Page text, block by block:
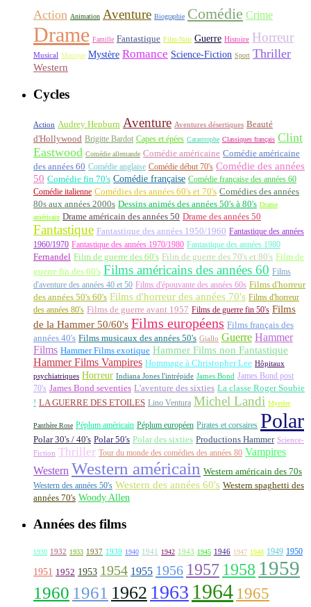
Action Animation Aventure Biographie Comédie Crime
Drame Famille Fantastique Film-Noir Guerre Histoire Horreur
Musical Musique Mystère Romance Science-Fiction Sport Thriller
Western
Cycles
Action Audrey Hepburn Aventure Aventures désertiques Beauté
d'Hollywood Brigitte Bardot Capes et épées Catastrophe Classiques français Clint
Eastwood Comédie allemande Comédie américaine Comédie américaine
des années 60 Comédie anglaise Comédie début 70's Comédie des années
50 Comédie fin 70's Comédie française Comédie française des années 60
Comédie italienne Comédies des années 60's et 70's Comédies des années
80s aux années 2000s Dessins animés des années 50's à 80's Drame
américain Drame américain des années 50 Drame des années 50
Fantastique Fantastique des années 1950/1960 Fantastique des années
1960/1970 Fantastique des années 1970/1980 Fantastique des années 1980
Fernandel Film de guerre des 60's Film de guerre des 70's et 80's Film de
guerre fin des 60's Films américains des années 60 Films
d'aventure des années 40 et 50 Films d'épouvante des années 60s Films d'horreur
des années 50's 60's Films d'horreur des années 70's Films d'horreur
des années 80's Films de guerre avant 1957 Films de guerre fin 50's Films
de la Hammer 50/60's Films européens Films français des
années 40's Films musicaux des années 50's Giallo Guerre Hammer
Films Hammer Films exotique Hammer Films non Fantastique
Hammer Films Vampires Hommage à Christopher Lee Hôpitaux
psychiatriques Horreur Indiana Jones l'intrépide James Bond James Bond post
70's James Bond seventies L'aventure des sixties La classe Roger Soubie
! LA GUERRE DES ETOILES Lino Ventura Michel Landi Mystère
Panthère Rose Péplum américain Péplum européen Pirates et corsaires Polar
Polar 30's / 40's Polar 50's Polar des sixties Productions Hammer Science-
Fiction Thriller Tour du monde des comédies des années 80 Vampires
Western Western américain Western américain des 70s
Western des années 50's Western des années 60's Western spaghetti des
années 70's Woody Allen
Années des films
1930 1932 1933 1937 1939 1940 1941 1942 1943 1945 1946 1947 1948 1949 1950
1951 1952 1953 1954 1955 1956 1957 1958 1959
1960 1961 1962 1963 1964 1965